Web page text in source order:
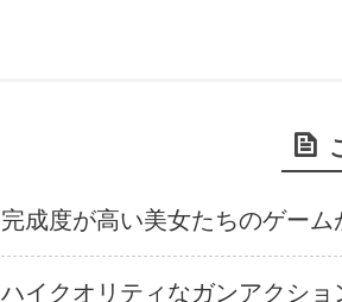
完成度が高い美女たちのゲーム
ハイクオリティなガンアクショ